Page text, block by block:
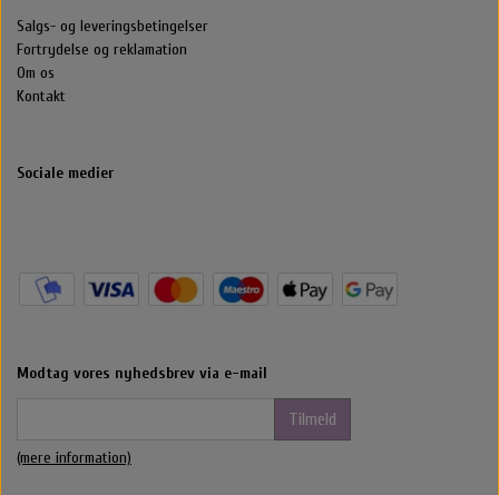
Salgs- og leveringsbetingelser
Fortrydelse og reklamation
Om os
Kontakt
Sociale medier
Modtag vores nyhedsbrev via e-mail
Tilmeld
(mere information)